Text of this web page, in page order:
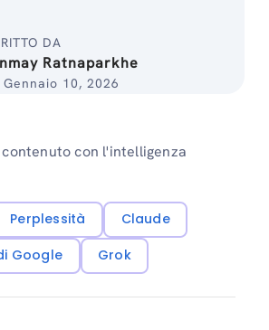
DA
Ratnaparkhe
Gennaio 10, 2026
con l'intelligenza
Perplessità
Claude
Google
Grok